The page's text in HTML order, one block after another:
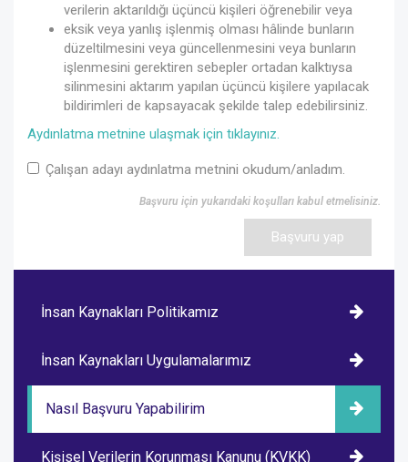
verilerin aktarıldığı üçüncü kişileri öğrenebilir veya
eksik veya yanlış işlenmiş olması hâlinde bunların
düzeltilmesini veya güncellenmesini veya bunların
işlenmesini gerektiren sebepler ortadan kalktıysa
silinmesini aktarım yapılan üçüncü kişilere yapılacak
bildirimleri de kapsayacak şekilde talep edebilirsiniz.
Aydınlatma metnine ulaşmak için tıklayınız.
Çalışan adayı aydınlatma metnini okudum/anladım.
Başvuru için yukarıdaki koşulları kabul etmelisiniz.
Başvuru yap
İnsan Kaynakları Politikamız
İnsan Kaynakları Uygulamalarımız
Nasıl Başvuru Yapabilirim
Kişisel Verilerin Korunması Kanunu (KVKK)